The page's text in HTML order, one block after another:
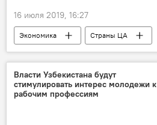
16 июля 2019, 16:27
Экономика
Страны ЦА
Страны СНГ
Инвестиции
Узбекистан
Узбекистан
Турция
Китай
Власти Узбекистана будут
стимулировать интерес молодежи к
рабочим профессиям